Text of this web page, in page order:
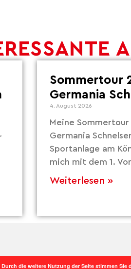
Sommertour
Germania
4. August 2026
Meine
Germania
Sportanlage am
mich mit dem 1.
Weiterlesen »
Durch die weitere Nutzung der Seite stimmen Sie